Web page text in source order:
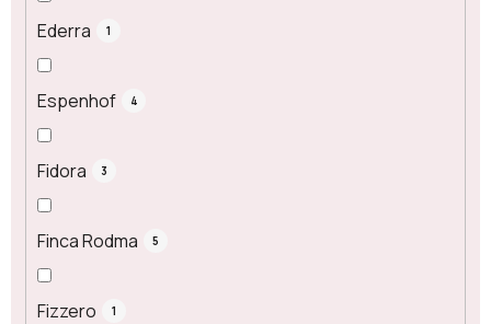
Ederra 1
Espenhof 4
Fidora 3
Finca Rodma 5
Fizzero 1